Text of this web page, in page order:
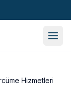
Hizmetleri